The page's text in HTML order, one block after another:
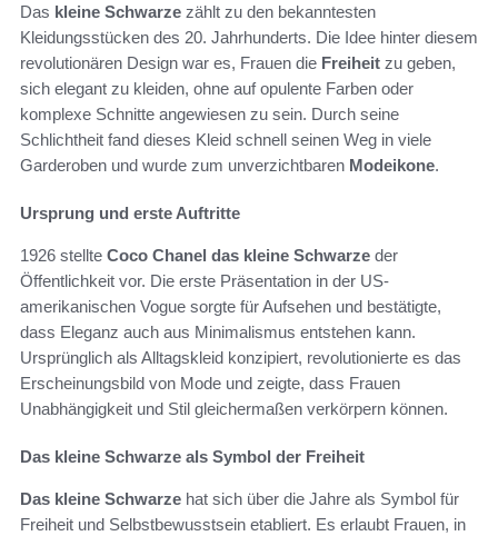
Das kleine Schwarze zählt zu den bekanntesten
Kleidungsstücken des 20. Jahrhunderts. Die Idee hinter diesem
revolutionären Design war es, Frauen die Freiheit zu geben,
sich elegant zu kleiden, ohne auf opulente Farben oder
komplexe Schnitte angewiesen zu sein. Durch seine
Schlichtheit fand dieses Kleid schnell seinen Weg in viele
Garderoben und wurde zum unverzichtbaren Modeikone.
Ursprung und erste Auftritte
1926 stellte Coco Chanel das kleine Schwarze der
Öffentlichkeit vor. Die erste Präsentation in der US-
amerikanischen Vogue sorgte für Aufsehen und bestätigte,
dass Eleganz auch aus Minimalismus entstehen kann.
Ursprünglich als Alltagskleid konzipiert, revolutionierte es das
Erscheinungsbild von Mode und zeigte, dass Frauen
Unabhängigkeit und Stil gleichermaßen verkörpern können.
Das kleine Schwarze als Symbol der Freiheit
Das kleine Schwarze hat sich über die Jahre als Symbol für
Freiheit und Selbstbewusstsein etabliert. Es erlaubt Frauen, in